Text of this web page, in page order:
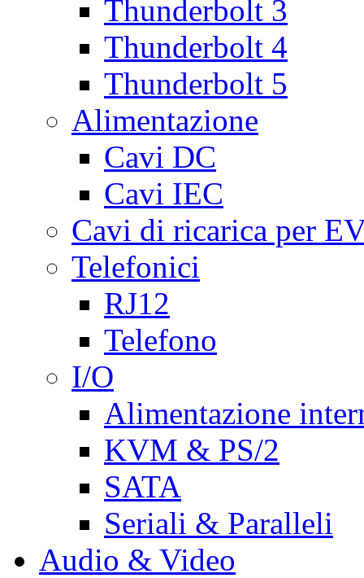
Thunderbolt 3
Thunderbolt 4
Thunderbolt 5
Alimentazione
Cavi DC
Cavi IEC
Cavi di ricarica per
Telefonici
RJ12
Telefono
I/O
Alimentazione
KVM & PS/2
SATA
Seriali & Paralleli
Audio & Video